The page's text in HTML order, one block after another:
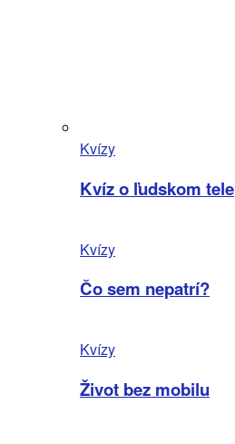
Kvízy
Kvíz o ľudskom tele
Kvízy
Čo sem nepatrí?
Kvízy
Život bez mobilu